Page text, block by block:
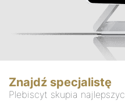
Znajdź specjalistę
Plebiscyt skupia